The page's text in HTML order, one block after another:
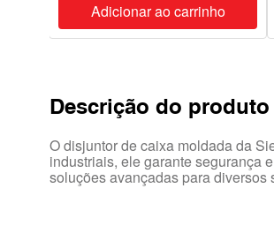
Adicionar ao carrinho
Descrição do produto
O disjuntor de caixa moldada da
industriais, ele garante segurança
soluções avançadas para diversos